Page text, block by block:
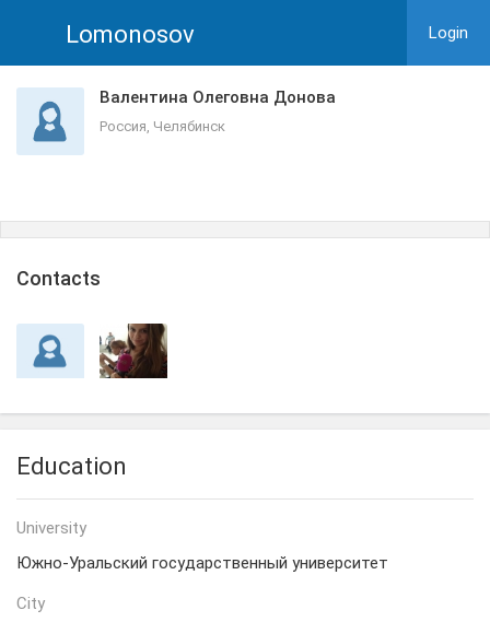
Lomonosov Login
Валентина Олеговна Донова
Россия, Челябинск
Сontacts
Education
University
Южно-Уральский государственный университет
City